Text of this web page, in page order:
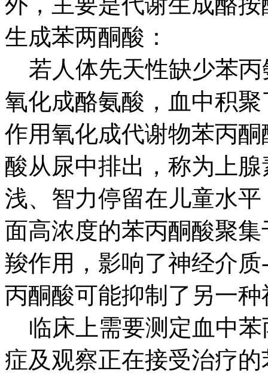
生成苯两酮酸：
若人体先天性缺少苯丙
氧化成酪氨酸，血中积
作用氧化成代谢物苯丙
酸从尿中排出，称为上
浅、智力停留在儿童水
面高浓度的苯丙酮酸聚
羧作用，影响了神经介
丙酮酸可能抑制了另一
临床上需要测定血中苯
症及观察正在接受治疗